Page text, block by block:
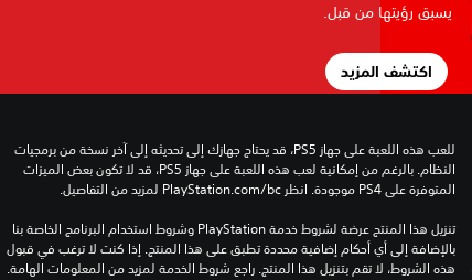
يسبق رؤيتها من قبل.
اكتشف المزيد
للعب هذه اللعبة على جهاز PS5، قد يحتاج جهازك إلى تحديثه إلى آخر نسخة من برمجيات
النظام. بالرغم من إمكانية لعب هذه اللعبة على جهاز PS5، قد لا تكون بعض الميزات
المتوفرة على PS4 موجودة. انظر ‎PlayStation.com/bc لمزيد من التفاصيل.
بالإضافة إلى أي أحكام إضافية محددة تطبق على هذا المنتج. إذا كنت لا ترغب في قبول
هذه الشروط، لا تقم بتنزيل هذا المنتج. راجع شروط الخدمة لمزيد من المعلومات الهامة.